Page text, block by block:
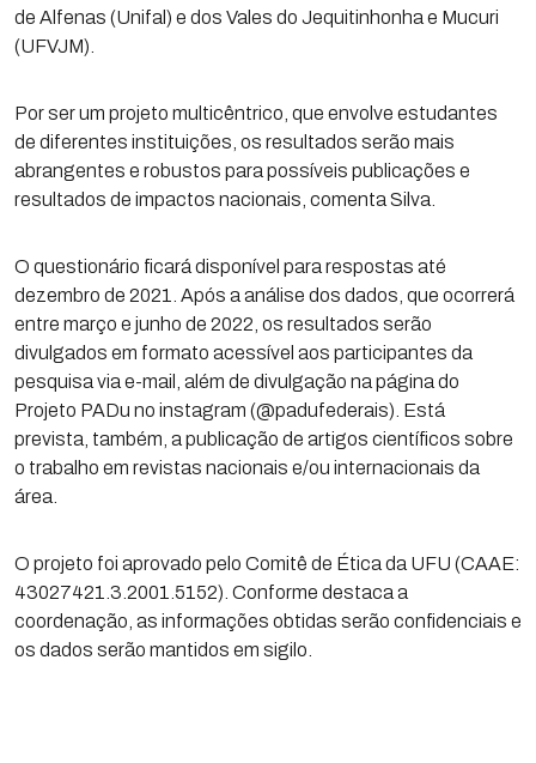
de Alfenas (Unifal) e dos Vales do Jequitinhonha e Mucuri
(UFVJM).
Por ser um projeto multicêntrico, que envolve estudantes
de diferentes instituições, os resultados serão mais
abrangentes e robustos para possíveis publicações e
resultados de impactos nacionais, comenta Silva.
O questionário ficará disponível para respostas até
dezembro de 2021. Após a análise dos dados, que ocorrerá
entre março e junho de 2022, os resultados serão
divulgados em formato acessível aos participantes da
pesquisa via e-mail, além de divulgação na página do
Projeto PADu no instagram (@padufederais). Está
prevista, também, a publicação de artigos científicos sobre
o trabalho em revistas nacionais e/ou internacionais da
área.
O projeto foi aprovado pelo Comitê de Ética da UFU (CAAE:
43027421.3.2001.5152). Conforme destaca a
coordenação, as informações obtidas serão confidenciais e
os dados serão mantidos em sigilo.